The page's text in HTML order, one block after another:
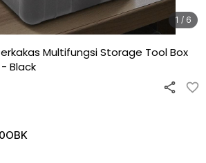
1 / 6
Multifungsi Storage Tool Box
- Black